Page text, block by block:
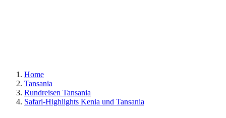
Home
Tansania
Rundreisen Tansania
Safari-Highlights Kenia und Tansania